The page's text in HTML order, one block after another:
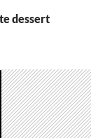
dessert